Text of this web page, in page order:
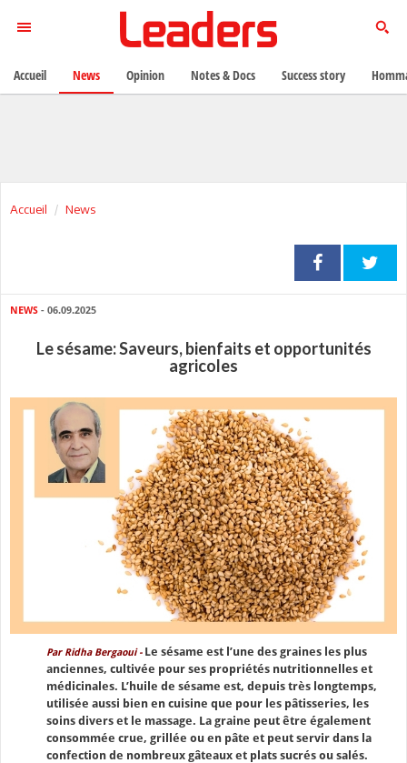
Accueil News
NEWS - 06.09.2025
Le sésame: Saveurs, bienfaits et opportunités
agricoles
Par Ridha Bergaoui -Le sésame est l’une des graines les plus
anciennes, cultivée pour ses propriétés nutritionnelles et
médicinales. L’huile de sésame est, depuis très longtemps,
utilisée aussi bien en cuisine que pour les pâtisseries, les
soins divers et le massage. La graine peut être également
consommée crue, grillée ou en pâte et peut servir dans la
confection de nombreux gâteaux et plats sucrés ou salés.
Accueil News Opinion Notes & Docs Success story